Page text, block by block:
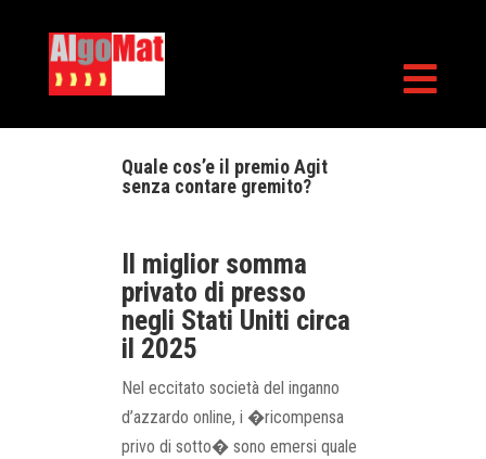

Quale cos’e il premio Agit
senza contare gremito?
Il miglior somma
privato di presso
negli Stati Uniti circa
il 2025
Nel eccitato società del inganno
d’azzardo online, i �ricompensa
privo di sotto� sono emersi quale